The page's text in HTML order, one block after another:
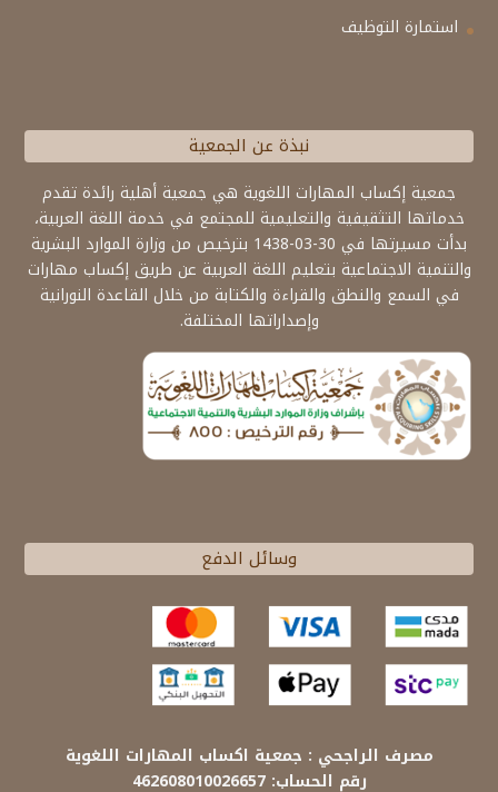
استمارة التوظيف
نبذة عن الجمعية
جمعية إكساب المهارات اللغوية هي جمعية أهلية رائدة تقدم
خدماتها التثقيفية والتعليمية للمجتمع في خدمة اللغة العربية،
بدأت مسيرتها في 30-03-1438 بترخيص من وزارة الموارد البشرية
والتنمية الاجتماعية بتعليم اللغة العربية عن طريق إكساب مهارات
في السمع والنطق والقراءة والكتابة من خلال القاعدة النورانية
وإصداراتها المختلفة.
وسائل الدفع
مصرف الراجحي : جمعية اكساب المهارات اللغوية
رقم الحساب: 462608010026657